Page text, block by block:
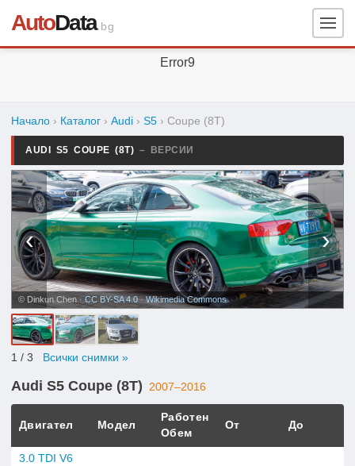
AutoData.bg
Error9
Начало › Каталог › Audi › S5 › Coupe (8T)
AUDI S5 COUPE (8T) – ВЕРСИИ
‹ ›
© Dinkun Chen ·CC BY-SA 4.0·Wikimedia Commons
1 / 3 Всички снимки »
Audi S5 Coupe (8T) 2007–2016
Двигател Модел
Работен
Обем
От До
3.0 TDI V6